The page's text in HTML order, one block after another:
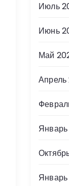
Июль
Июнь
Май